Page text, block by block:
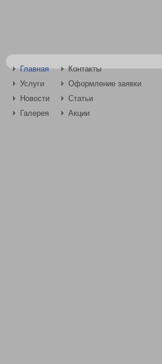
Главная
Услуги
Новости
Галерея
Контакты
Оформление заявки
Статьи
Акции